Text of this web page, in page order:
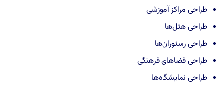
طراحی مراکز آموزشی
طراحی هتل‌ها
طراحی رستوران‌ها
طراحی فضاهای فرهنگی
طراحی نمایشگاه‌ها